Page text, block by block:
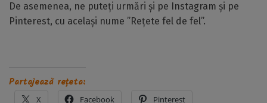
De asemenea, ne puteți urmări și pe Instagram și pe
Pinterest, cu același nume ”Rețete fel de fel”.
Partajează rețeta:
X Facebook Pinterest